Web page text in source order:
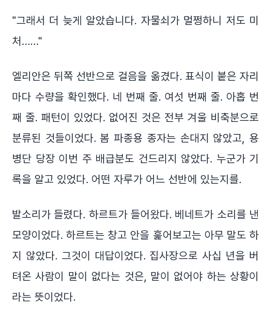
"그래서 더 늦게 알았습니다. 자물쇠가 멀쩡하니 저도 미
처……"
엘리안은 뒤쪽 선반으로 걸음을 옮겼다. 표식이 붙은 자리
마다 수량을 확인했다. 네 번째 줄. 여섯 번째 줄. 아홉 번
째 줄. 패턴이 있었다. 없어진 것은 전부 겨울 비축분으로
분류된 것들이었다. 봄 파종용 종자는 손대지 않았고, 용
병단 당장 이번 주 배급분도 건드리지 않았다. 누군가 기
록을 알고 있었다. 어떤 자루가 어느 선반에 있는지를.
발소리가 들렸다. 하르트가 들어왔다. 베네트가 소리를 낸
모양이었다. 하르트는 창고 안을 훑어보고는 아무 말도 하
지 않았다. 그것이 대답이었다. 집사장으로 사십 년을 버
텨온 사람이 말이 없다는 것은, 말이 없어야 하는 상황이
라는 뜻이었다.